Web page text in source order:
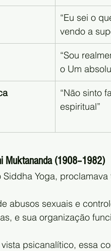
“Eu sei o
vendo a
“Sou
o Um
“Não sinto
espiritual”
Muktananda (1908–1982)
Siddha Yoga,
abusos sexuais e
e sua organização
psicanalítico, essa